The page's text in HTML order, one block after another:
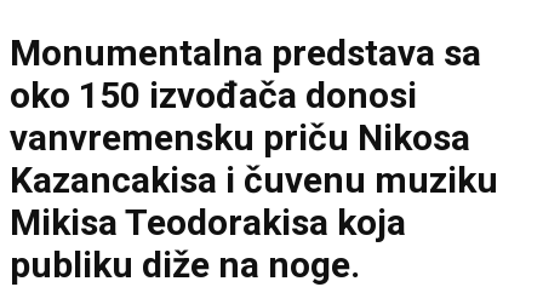
Monumentalna predstava sa
oko 150 izvođača donosi
vanvremensku priču Nikosa
Kazancakisa i čuvenu muziku
Mikisa Teodorakisa koja
publiku diže na noge.